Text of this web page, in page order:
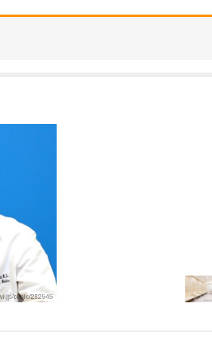
龍 祥之助
疾患の診療です。心不全
引き起こす病気です。進
行す…